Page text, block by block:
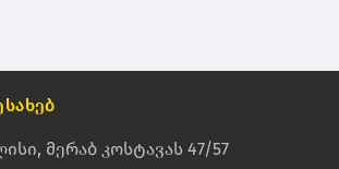
მერაბ კოსტავას 47/57